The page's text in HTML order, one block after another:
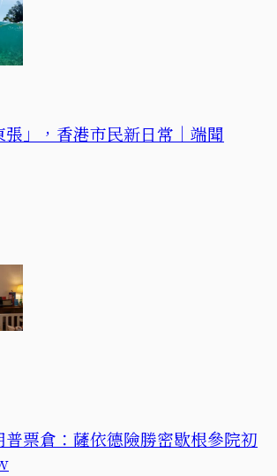
張」，香港市民新日常｜端聞
票倉：薩依德險勝密歇根參院初